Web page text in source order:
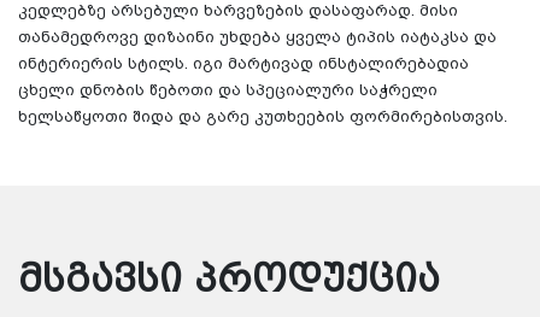
კედლებზე არსებული ხარვეზების დასაფარად. მისი
თანამედროვე დიზაინი უხდება ყველა ტიპის იატაკსა და
ინტერიერის სტილს. იგი მარტივად ინსტალირებადია
ცხელი დნობის წებოთი და სპეციალური საჭრელი
ხელსაწყოთი შიდა და გარე კუთხეების ფორმირებისთვის.
მსგავსი პროდუქცია